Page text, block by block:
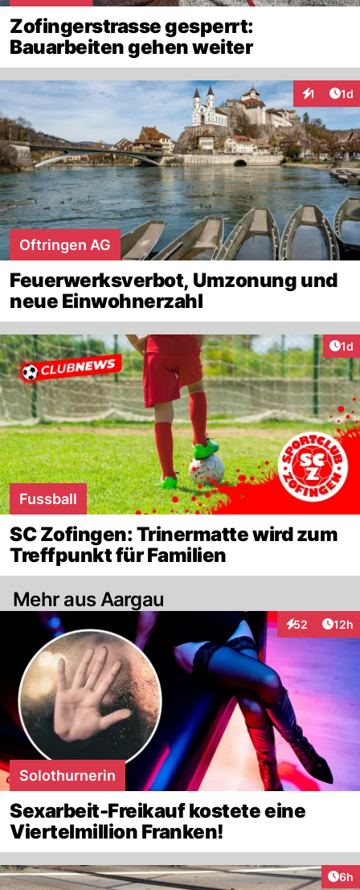
Zofingerstrasse gesperrt:
Bauarbeiten gehen weiter
1 1d
Oftringen AG
Feuerwerksverbot, Umzonung und
neue Einwohnerzahl
1d
Fussball
SC Zofingen: Trinermatte wird zum
Treffpunkt für Familien
Mehr aus Aargau
52
Interaktionen
12h
Solothurnerin
Sexarbeit-Freikauf kostete eine
Viertelmillion Franken!
6h